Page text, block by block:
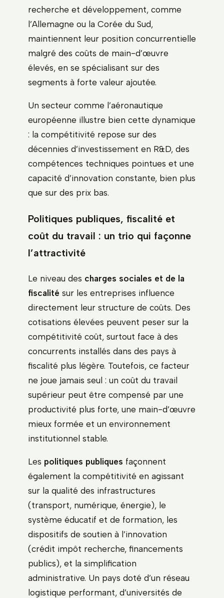
recherche et développement, comme
l’Allemagne ou la Corée du Sud,
maintiennent leur position concurrentielle
malgré des coûts de main-d’œuvre
élevés, en se spécialisant sur des
segments à forte valeur ajoutée.
Un secteur comme l’aéronautique
européenne illustre bien cette dynamique
: la compétitivité repose sur des
décennies d’investissement en R&D, des
compétences techniques pointues et une
capacité d’innovation constante, bien plus
que sur des prix bas.
Politiques publiques, fiscalité et
coût du travail : un trio qui façonne
l’attractivité
Le niveau des charges sociales et de la
fiscalité sur les entreprises influence
directement leur structure de coûts. Des
cotisations élevées peuvent peser sur la
compétitivité coût, surtout face à des
concurrents installés dans des pays à
fiscalité plus légère. Toutefois, ce facteur
ne joue jamais seul : un coût du travail
supérieur peut être compensé par une
productivité plus forte, une main-d’œuvre
mieux formée et un environnement
institutionnel stable.
Les politiques publiques façonnent
également la compétitivité en agissant
sur la qualité des infrastructures
(transport, numérique, énergie), le
système éducatif et de formation, les
dispositifs de soutien à l’innovation
(crédit impôt recherche, financements
publics), et la simplification
administrative. Un pays doté d’un réseau
logistique performant, d’universités de